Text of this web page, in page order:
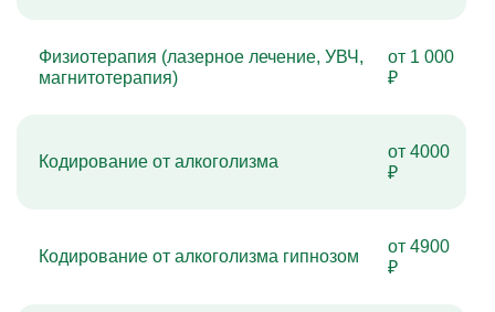
Физиотерапия (лазерное лечение, УВЧ,
магнитотерапия)
от 1 000
₽
Кодирование от алкоголизма
от 4000
₽
Кодирование от алкоголизма гипнозом
от 4900
₽